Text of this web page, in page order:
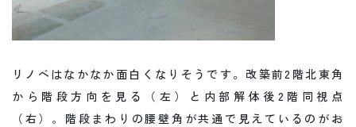
リノベはなかなか面白くなりそうです。改築前2階北東角
から階段方向を見る（左）と内部解体後2階同視点
（右）。階段まわりの腰壁角が共通で見えているのがお